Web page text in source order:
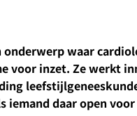
onderwerp waar
voor inzet. Ze werkt
iemand daar open